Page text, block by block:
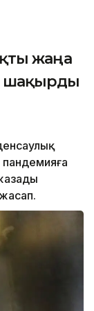
жаңа
шақырды